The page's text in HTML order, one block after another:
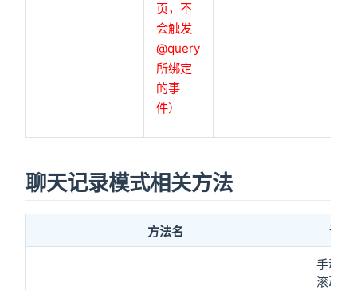
页，不
会触发
@query
所绑定
的事
件）
聊天记录模式相关方法
方法名 说明
手动触
滚动到